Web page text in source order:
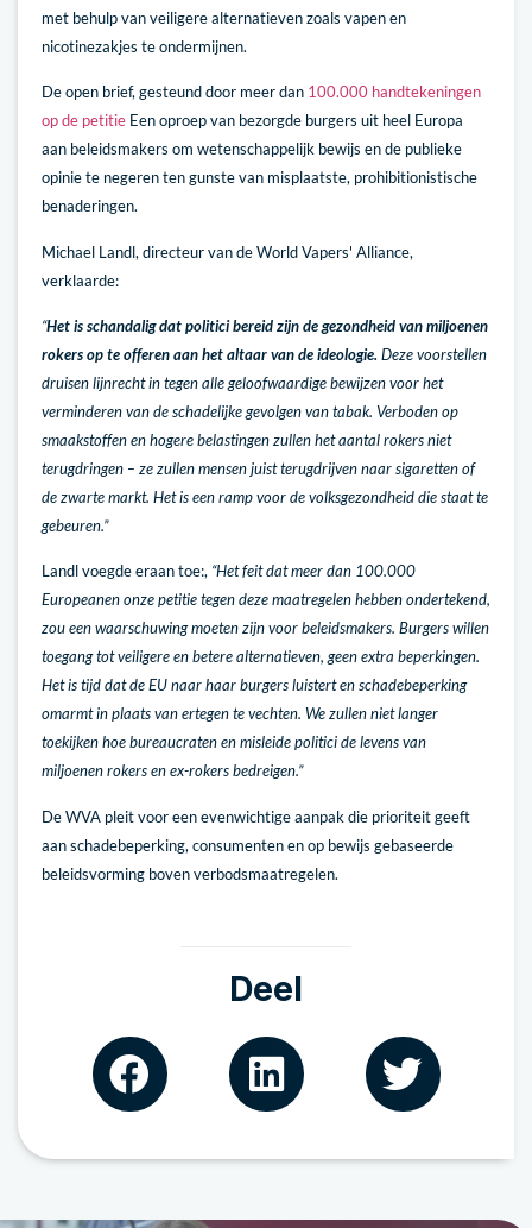
met behulp van veiligere alternatieven zoals vapen en
nicotinezakjes te ondermijnen.
De open brief, gesteund door meer dan 100.000 handtekeningen
op de petitie Een oproep van bezorgde burgers uit heel Europa
aan beleidsmakers om wetenschappelijk bewijs en de publieke
opinie te negeren ten gunste van misplaatste, prohibitionistische
benaderingen.
Michael Landl, directeur van de World Vapers' Alliance,
verklaarde:
“Het is schandalig dat politici bereid zijn de gezondheid van miljoenen
rokers op te offeren aan het altaar van de ideologie. Deze voorstellen
druisen lijnrecht in tegen alle geloofwaardige bewijzen voor het
verminderen van de schadelijke gevolgen van tabak. Verboden op
smaakstoffen en hogere belastingen zullen het aantal rokers niet
terugdringen – ze zullen mensen juist terugdrijven naar sigaretten of
de zwarte markt. Het is een ramp voor de volksgezondheid die staat te
gebeuren.”
Landl voegde eraan toe:, “Het feit dat meer dan 100.000
Europeanen onze petitie tegen deze maatregelen hebben ondertekend,
zou een waarschuwing moeten zijn voor beleidsmakers. Burgers willen
toegang tot veiligere en betere alternatieven, geen extra beperkingen.
Het is tijd dat de EU naar haar burgers luistert en schadebeperking
omarmt in plaats van ertegen te vechten. We zullen niet langer
toekijken hoe bureaucraten en misleide politici de levens van
miljoenen rokers en ex-rokers bedreigen.”
De WVA pleit voor een evenwichtige aanpak die prioriteit geeft
aan schadebeperking, consumenten en op bewijs gebaseerde
beleidsvorming boven verbodsmaatregelen.
Deel